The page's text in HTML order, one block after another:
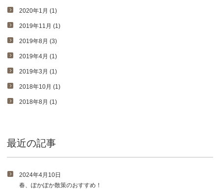
2020年1月 (1)
2019年11月 (1)
2019年8月 (3)
2019年4月 (1)
2019年3月 (1)
2018年10月 (1)
2018年8月 (1)
最近の記事
2024年4月10日
春、ぽかぽか散策のおすすめ！